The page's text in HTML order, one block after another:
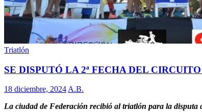
Triatlón
SE DISPUTÓ LA 2ª FECHA DEL
18 diciembre, 2024 A.B.
La ciudad de Federación recibió al triatlón para la disputa